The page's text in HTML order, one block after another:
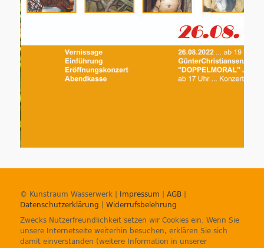
© Kunstraum Wasserwerk | Impressum |AGB |
Datenschutzerklärung |Widerrufsbelehrung
Zwecks Nutzerfreundlichkeit setzen wir Cookies ein. Wenn Sie
unsere Internetseite weiterhin besuchen, erklären Sie sich
damit einverstanden (weitere Information in unserer